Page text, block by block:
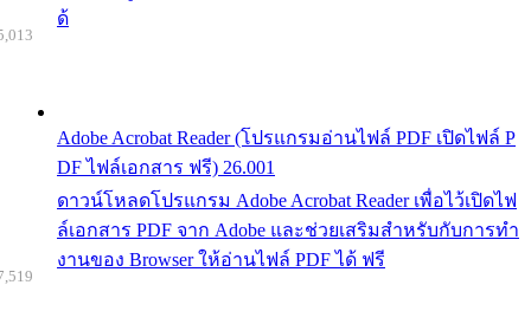
ด้
Adobe Acrobat Reader (โปรแกรมอ่านไฟล์ PDF เปิดไฟล์ P
DF ไฟล์เอกสาร ฟรี) 26.001
ดาวน์โหลดโปรแกรม Adobe Acrobat Reader เพื่อไว้เปิดไฟ
ล์เอกสาร PDF จาก Adobe และช่วยเสริมสำหรับกับการทำ
งานของ Browser ให้อ่านไฟล์ PDF ได้ ฟรี